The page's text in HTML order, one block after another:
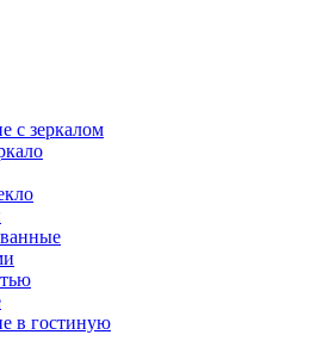
с зеркалом
в гостиную